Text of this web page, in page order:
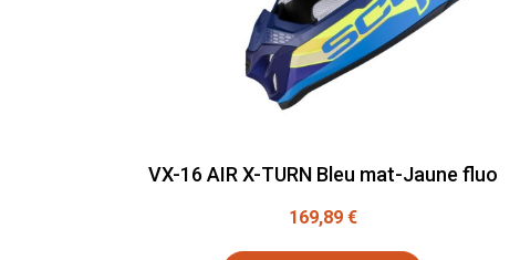
VX-16 AIR X-TURN Bleu mat-Jaune fluo
169,89 €